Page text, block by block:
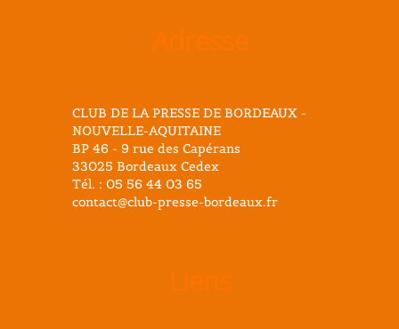
CLUB DE LA PRESSE DE BORDEAUX -
NOUVELLE-AQUITAINE
BP 46 - 9 rue des Capérans
33025 Bordeaux Cedex
Tél. : 05 56 44 03 65
contact@club-presse-bordeaux.fr